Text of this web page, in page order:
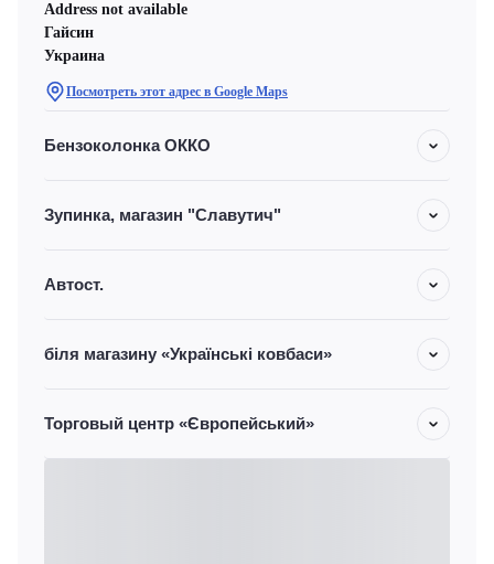
Address not available
Гайсин
Украина
Посмотреть этот адрес в Google Maps
Бензоколонка ОККО
Зупинка, магазин "Славутич"
Автост.
біля магазину «Українські ковбаси»
Торговый центр «Європейський»